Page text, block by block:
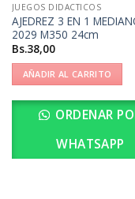
JUEGOS DIDACTICOS
AJEDREZ 3 EN 1
2029 M350 24cm
Bs.38,00
AÑADIR AL CARRITO
ORDENAR
WHATSAPP